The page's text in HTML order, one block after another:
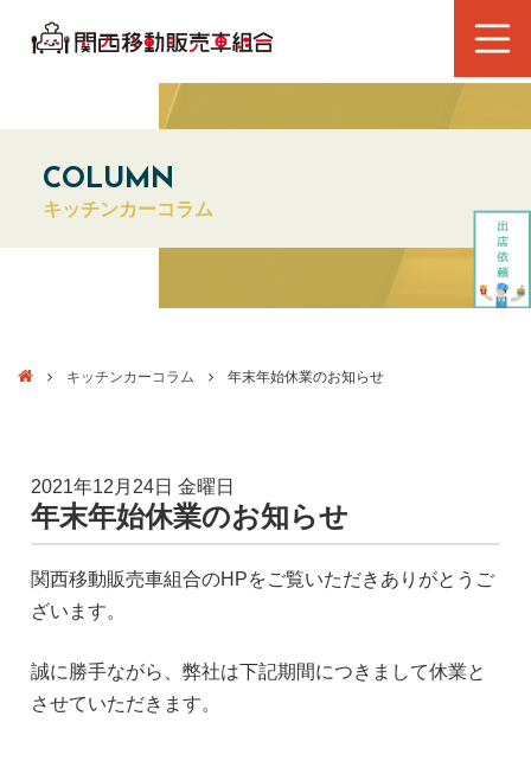
COLUMN
キッチンカーコラム
キッチンカーコラム 年末年始休業のお知らせ
2021年12月24日 金曜日
年末年始休業のお知らせ
関西移動販売車組合のHPをご覧いただきありがとうご
ざいます。
誠に勝手ながら、弊社は下記期間につきまして休業と
させていただきます。